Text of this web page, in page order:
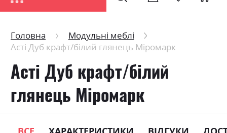
Головна
Модульні меблі
Асті Дуб крафт/білий глянець Міромарк
Асті Дуб крафт/білий
глянець Міромарк